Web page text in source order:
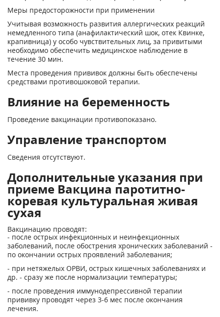
Меры предосторожности при применении
Учитывая возможность развития аллергических реакций
немедленного типа (анафилактический шок, отек Квинке,
крапивница) у особо чувствительных лиц, за привитыми
необходимо обеспечить медицинское наблюдение в
течение 30 мин.
Места проведения прививок должны быть обеспечены
средствами противошоковой терапии.
Влияние на беременность
Проведение вакцинации противопоказано.
Управление транспортом
Сведения отсутствуют.
Дополнительные указания при
приеме Вакцина паротитно-
коревая культуральная живая
сухая
Вакцинацию проводят:
- после острых инфекционных и неинфекционных
заболеваний, после обострения хронических заболеваний -
по окончании острых проявлений заболевания;
- при нетяжелых ОРВИ, острых кишечных заболеваниях и
др. - сразу же после нормализации температуры;
- после проведения иммунодепрессивной терапии
прививку проводят через 3-6 мес после окончания
лечения.